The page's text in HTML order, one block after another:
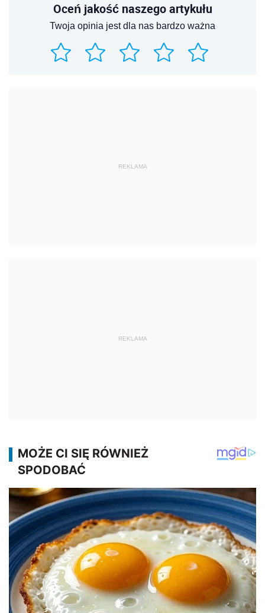
Oceń jakość naszego artykułu
Twoja opinia jest dla nas bardzo ważna
REKLAMA
REKLAMA